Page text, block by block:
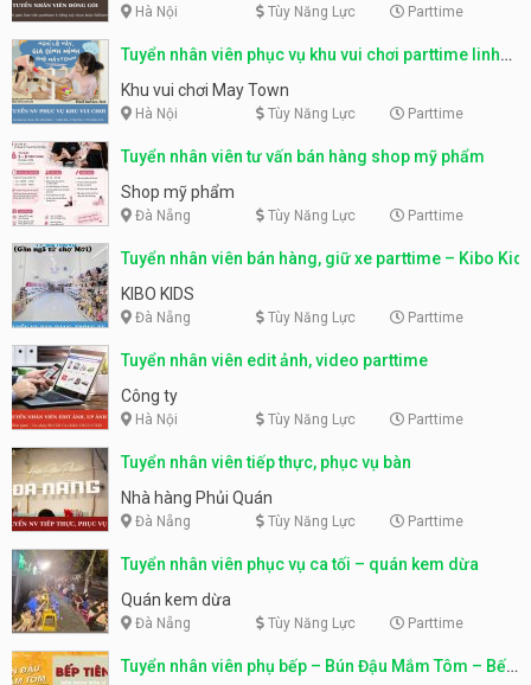
Hà Nội Tùy Năng Lực Parttime
Tuyển nhân viên phục vụ khu vui chơi parttime linh
động
Khu vui chơi May Town
Hà Nội Tùy Năng Lực Parttime
Tuyển nhân viên tư vấn bán hàng shop mỹ phẩm
Shop mỹ phẩm
Đà Nẵng Tùy Năng Lực Parttime
Tuyển nhân viên bán hàng, giữ xe parttime – Kibo Kid
KIBO KIDS
Đà Nẵng Tùy Năng Lực Parttime
Tuyển nhân viên edit ảnh, video parttime
Công ty
Hà Nội Tùy Năng Lực Parttime
Tuyển nhân viên tiếp thực, phục vụ bàn
Nhà hàng Phủi Quán
Đà Nẵng Tùy Năng Lực Parttime
Tuyển nhân viên phục vụ ca tối – quán kem dừa
Quán kem dừa
Đà Nẵng Tùy Năng Lực Parttime
Tuyển nhân viên phụ bếp – Bún Đậu Mắm Tôm – Bếp